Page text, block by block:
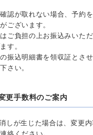
認が取れない場合、予約
ございます。
ご負担の上お振込みいた
す。
振込明細書を領収証とさ
さい。
更手数料のご案内
しが生じた場合は、変更内